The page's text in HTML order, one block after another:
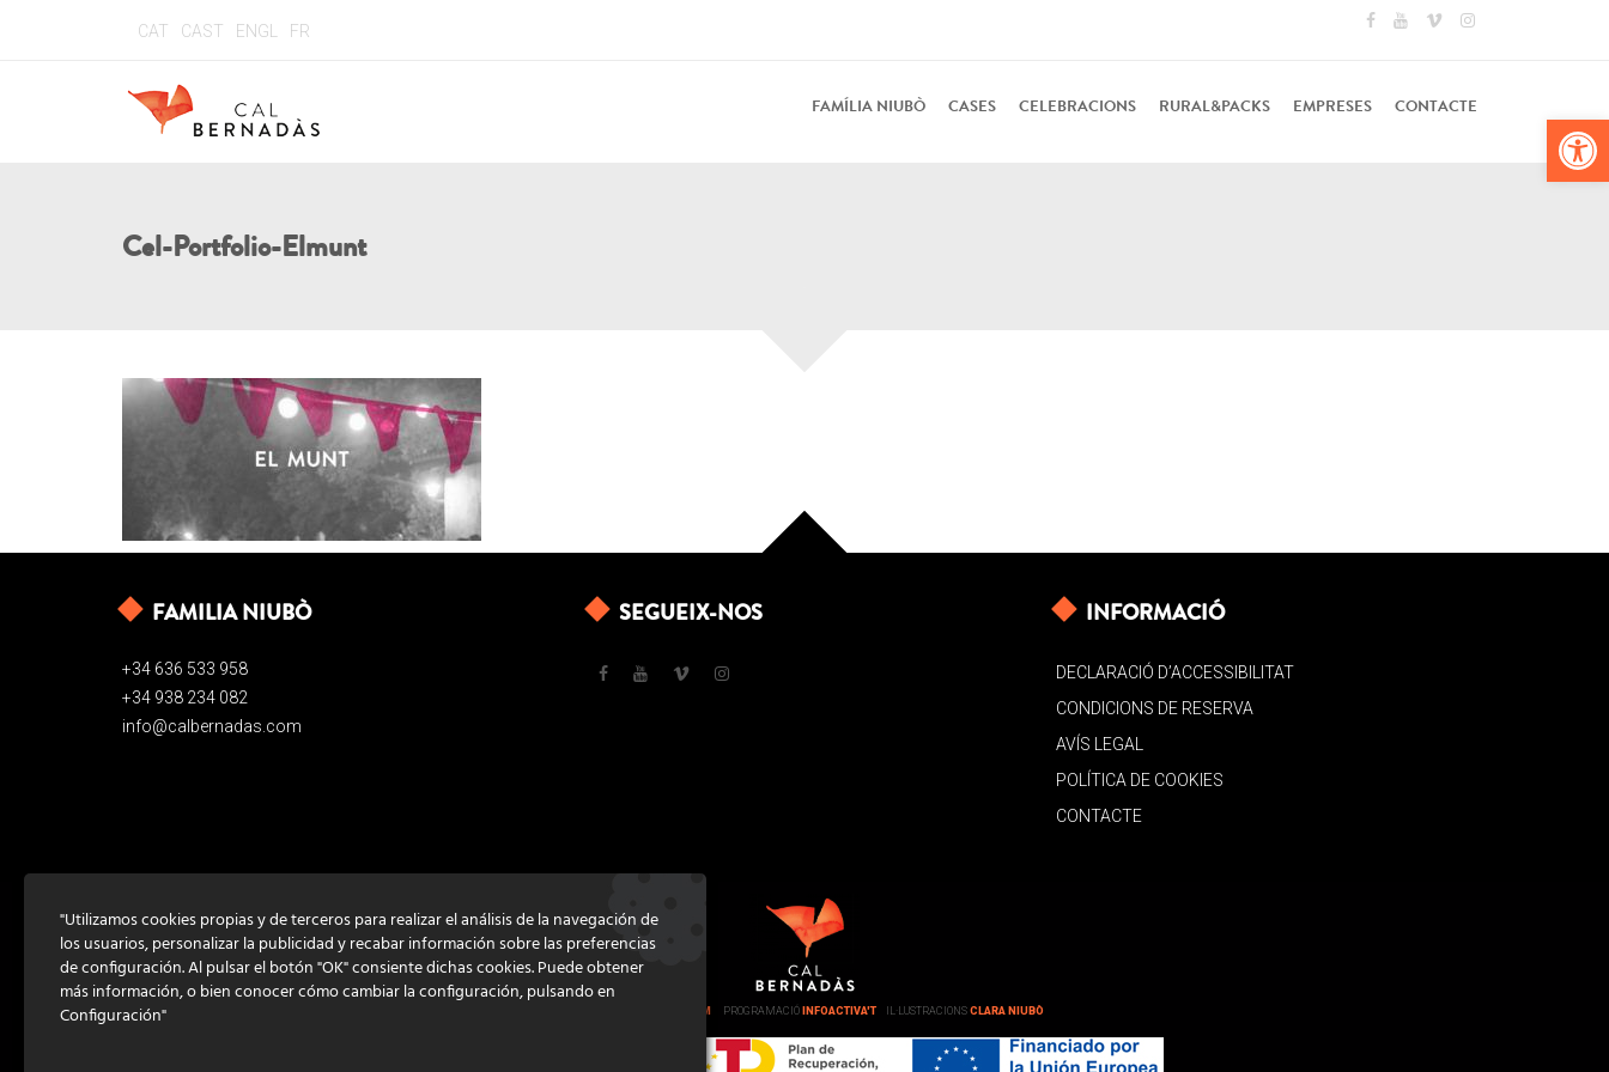
CAT CAST ENGL FR
FAMÍLIA NIUBÒ CASES CELEBRACIONS RURAL&PACKS EMPRESES CONTACTE
Cel-Portfolio-Elmunt
FAMILIA NIUBÒ
+34 636 533 958
+34 938 234 082
info@calbernadas.com
SEGUEIX-NOS INFORMACIÓ
DECLARACIÓ D’ACCESSIBILITAT
CONDICIONS DE RESERVA
AVÍS LEGAL
POLÍTICA DE COOKIES
CONTACTE
GRATSTUDIO.COM PROGRAMACIÓ INFOACTIVA'T IL·LUSTRACIONS CLARA NIUBÒ
"Utilizamos cookies propias y de terceros para realizar el análisis de la navegación de
los usuarios, personalizar la publicidad y recabar información sobre las preferencias
de configuración. Al pulsar el botón "OK" consiente dichas cookies. Puede obtener
más información, o bien conocer cómo cambiar la configuración, pulsando en
Configuración"